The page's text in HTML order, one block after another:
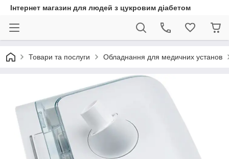
Інтернет магазин для людей з цукровим діабетом
Товари та послуги Обладнання для медичних установ